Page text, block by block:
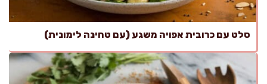
סלט עם כרובית אפויה משגע (עם טחינה לימונית)